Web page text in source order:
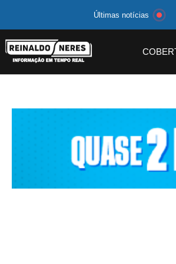
Últimas notícias